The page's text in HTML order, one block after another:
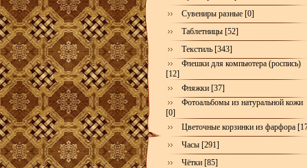
Сувениры разные [0]
Таблетницы [52]
Текстиль [343]
Флешки для компьютера (роспись)
[12]
Фляжки [37]
Фотоальбомы из натуральной кожи
[0]
Цветочные корзинки из фарфора
Часы [291]
Чётки [85]